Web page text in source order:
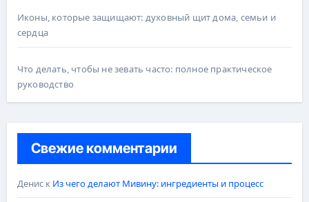
Иконы, которые защищают: духовный щит дома, семьи и
сердца
Что делать, чтобы не зевать часто: полное практическое
руководство
Свежие комментарии
Дениск Из чего делают Мивину: ингредиенты и процесс